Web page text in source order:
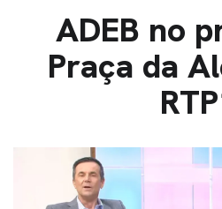
ADEB no
Praça da